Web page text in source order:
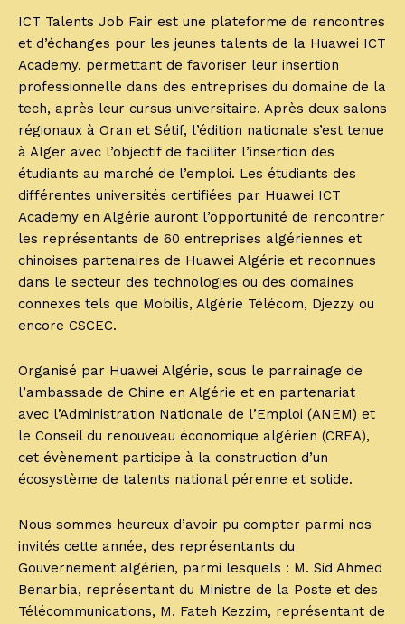
ICT Talents Job Fair est une plateforme de rencontres
et d’échanges pour les jeunes talents de la Huawei ICT
Academy, permettant de favoriser leur insertion
professionnelle dans des entreprises du domaine de la
tech, après leur cursus universitaire. Après deux salons
régionaux à Oran et Sétif, l’édition nationale s’est tenue
à Alger avec l’objectif de faciliter l’insertion des
étudiants au marché de l’emploi. Les étudiants des
différentes universités certifiées par Huawei ICT
Academy en Algérie auront l’opportunité de rencontrer
les représentants de 60 entreprises algériennes et
chinoises partenaires de Huawei Algérie et reconnues
dans le secteur des technologies ou des domaines
connexes tels que Mobilis, Algérie Télécom, Djezzy ou
encore CSCEC.
Organisé par Huawei Algérie, sous le parrainage de
l’ambassade de Chine en Algérie et en partenariat
avec l’Administration Nationale de l’Emploi (ANEM) et
le Conseil du renouveau économique algérien (CREA),
cet évènement participe à la construction d’un
écosystème de talents national pérenne et solide.
Nous sommes heureux d’avoir pu compter parmi nos
invités cette année, des représentants du
Gouvernement algérien, parmi lesquels : M. Sid Ahmed
Benarbia, représentant du Ministre de la Poste et des
Télécommunications, M. Fateh Kezzim, représentant de